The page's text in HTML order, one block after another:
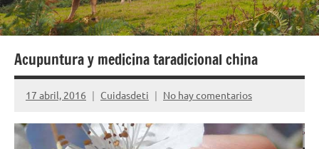
Acupuntura y medicina taradicional china
17 abril, 2016 Cuidasdeti No hay comentarios